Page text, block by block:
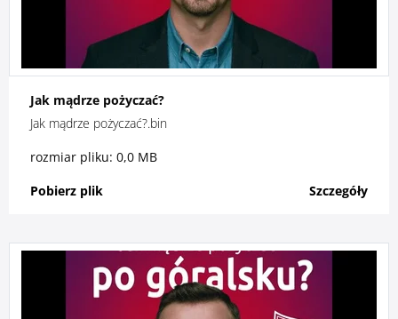
Jak mądrze pożyczać?
Jak mądrze pożyczać?.bin
rozmiar pliku: 0,0 MB
Pobierz plik
Szczegóły